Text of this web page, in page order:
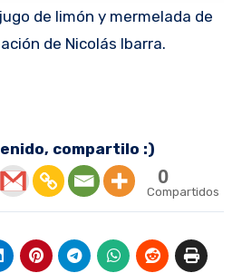
de limón y mermelada de
de Nicolás Ibarra.
compartilo :)
0
Compartidos